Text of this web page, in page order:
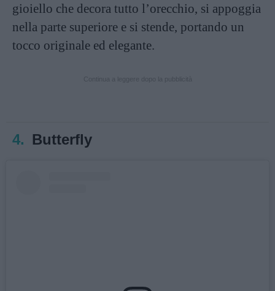
gioiello che decora tutto l’orecchio, si appoggia
nella parte superiore e si stende, portando un
tocco originale ed elegante.
4. Butterfly